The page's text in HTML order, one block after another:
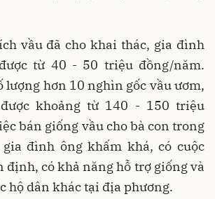
vầu đã cho khai thác, gia đình
từ 40 - 50 triệu đồng/năm.
lượng hơn 10 nghìn gốc vầu ươm,
khoảng từ 140 - 150 triệu
bán giống vầu cho bà con trong
đình ông khấm khá, có cuộc
định, có khả năng hỗ trợ giống và
hộ dân khác tại địa phương.